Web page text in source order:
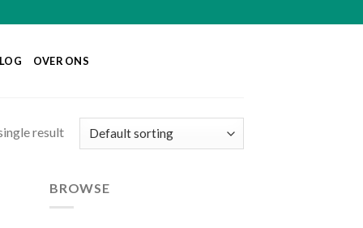
OVER ONS
result
BROWSE